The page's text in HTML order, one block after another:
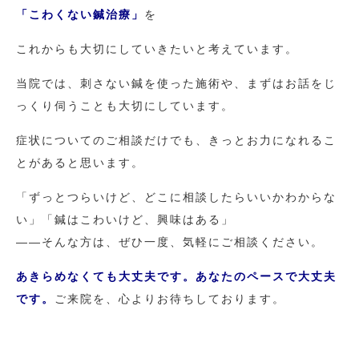
「こわくない鍼治療」 を
これからも大切にしていきたいと考えています。
当院では、刺さない鍼を使った施術や、まずはお話をじ
っくり伺うことも大切にしています。
症状についてのご相談だけでも、きっとお力になれるこ
とがあると思います。
「ずっとつらいけど、どこに相談したらいいかわからな
い」「鍼はこわいけど、興味はある」
——そんな方は、ぜひ一度、気軽にご相談ください。
あきらめなくても大丈夫です。あなたのペースで大丈夫
です。 ご来院を、心よりお待ちしております。